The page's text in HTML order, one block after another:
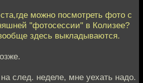
можно посмотреть фото с
"фотосессии" в Колизее?
здесь выкладываются.
след. неделе, мне уехать надо.